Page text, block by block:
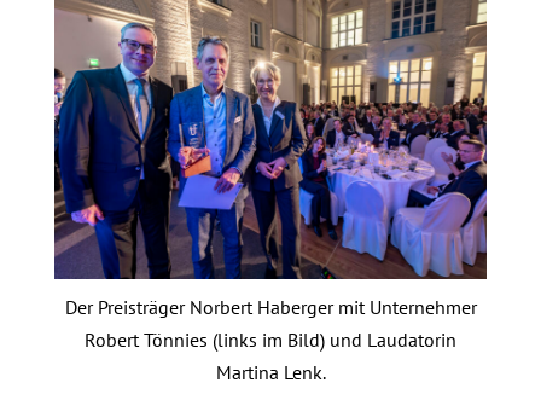
Der Preisträger Norbert Haberger mit Unternehmer
Robert Tönnies (links im Bild) und Laudatorin
Martina Lenk.